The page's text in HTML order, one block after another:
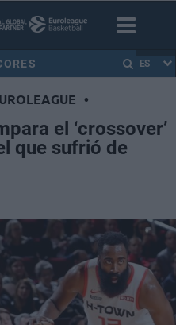
ES
•
el ‘crossover’
que sufrió de